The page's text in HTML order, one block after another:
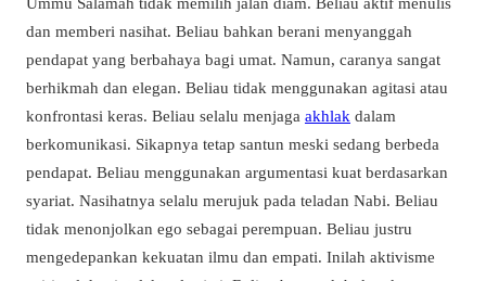
dan memberi nasihat. Beliau bahkan berani menyanggah
pendapat yang berbahaya bagi umat. Namun, caranya sangat
berhikmah dan elegan. Beliau tidak menggunakan agitasi atau
konfrontasi keras. Beliau selalu menjaga akhlak dalam
berkomunikasi. Sikapnya tetap santun meski sedang berbeda
pendapat. Beliau menggunakan argumentasi kuat berdasarkan
syariat. Nasihatnya selalu merujuk pada teladan Nabi. Beliau
tidak menonjolkan ego sebagai perempuan. Beliau justru
mengedepankan kekuatan ilmu dan empati. Inilah aktivisme